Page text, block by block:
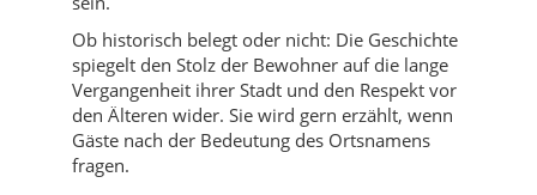
Ob historisch belegt oder nicht: Die Geschichte
spiegelt den Stolz der Bewohner auf die lange
Vergangenheit ihrer Stadt und den Respekt vor
den Älteren wider. Sie wird gern erzählt, wenn
Gäste nach der Bedeutung des Ortsnamens
fragen.